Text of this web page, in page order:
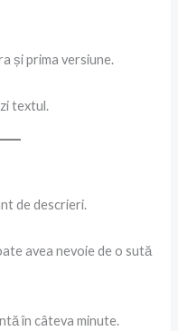
și prima versiune.
textul.
de descrieri.
avea nevoie de o sută
în câteva minute.